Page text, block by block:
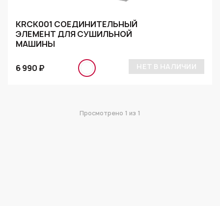
KRCK001 СОЕДИНИТЕЛЬНЫЙ
ЭЛЕМЕНТ ДЛЯ СУШИЛЬНОЙ
МАШИНЫ
6 990 ₽ НЕТ В НАЛИЧИИ
Просмотрено 1 из 1